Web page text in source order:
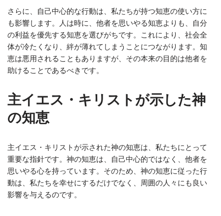
さらに、自己中心的な行動は、私たちが持つ知恵の使い方に
も影響します。人は時に、他者を思いやる知恵よりも、自分
の利益を優先する知恵を選びがちです。これにより、社会全
体が冷たくなり、絆が薄れてしまうことにつながります。知
恵は悪用されることもありますが、その本来の目的は他者を
助けることであるべきです。
主イエス・キリストが示した神
の知恵
主イエス・キリストが示された神の知恵は、私たちにとって
重要な指針です。神の知恵は、自己中心的ではなく、他者を
思いやる心を持っています。そのため、神の知恵に従った行
動は、私たちを幸せにするだけでなく、周囲の人々にも良い
影響を与えるのです。